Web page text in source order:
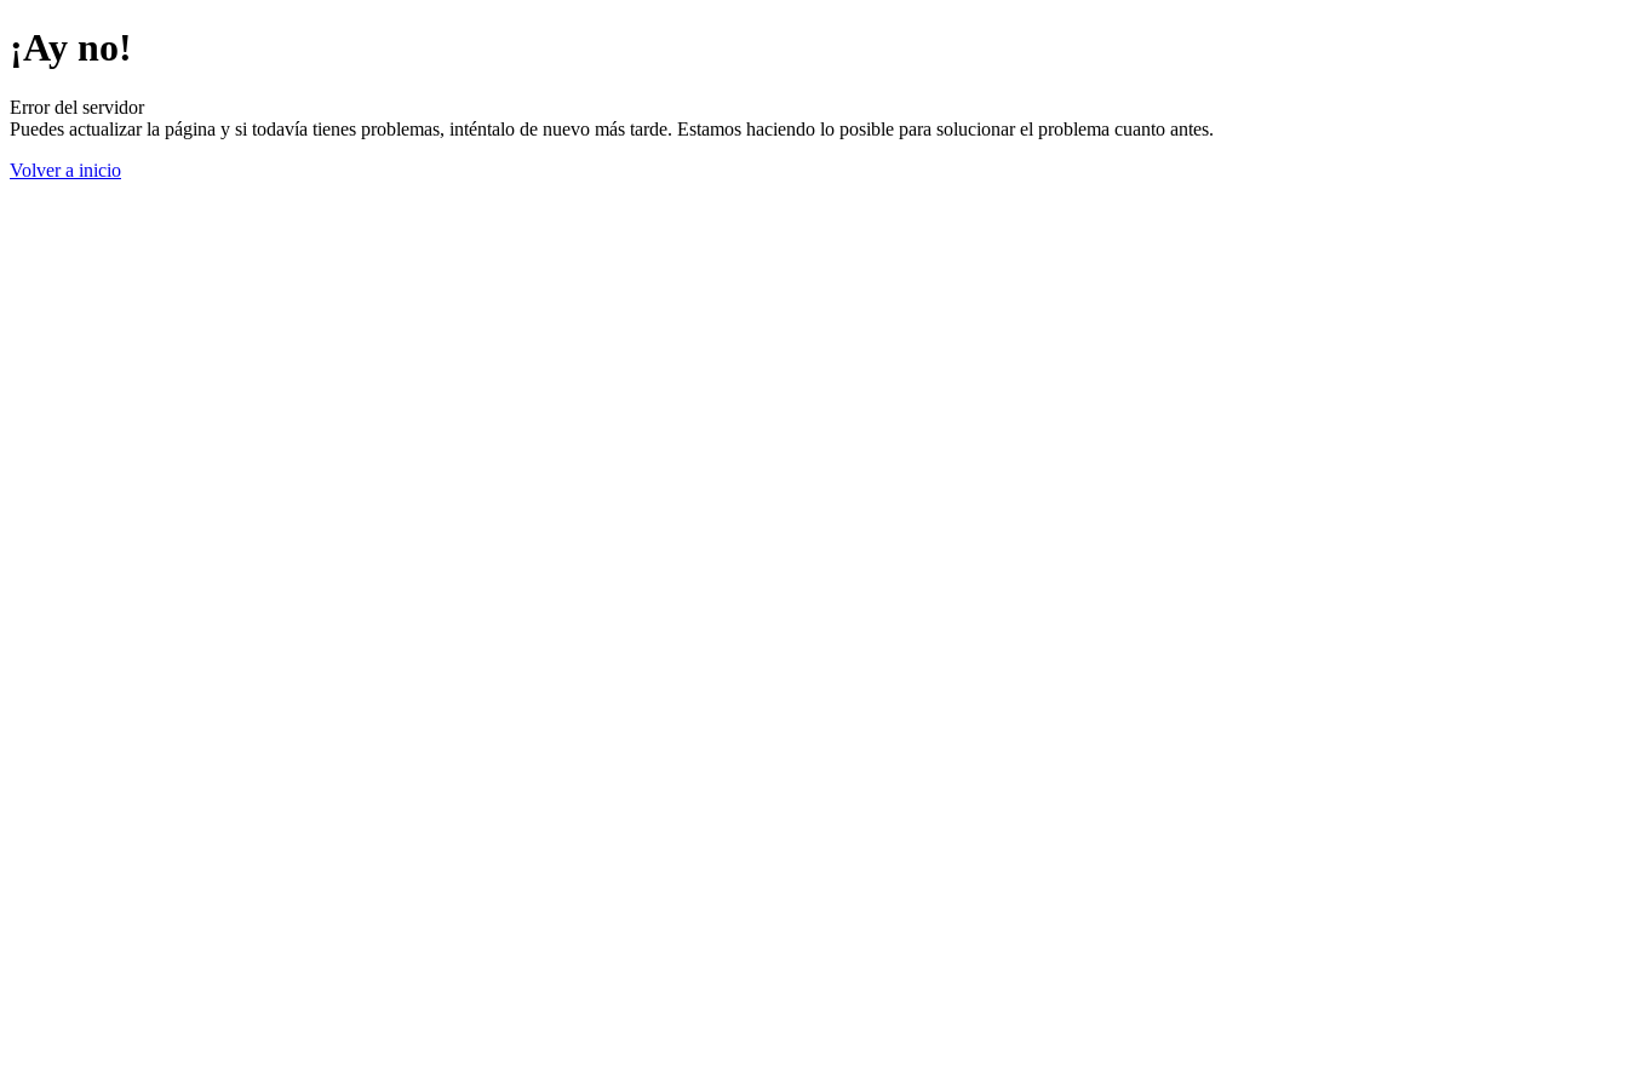
¡Ay no!
Error del servidor
Puedes actualizar la página y si todavía tienes problemas, inténtalo de nuevo más tarde. Estamos haciendo lo posible para solucionar el problema cuanto antes.
Volver a inicio